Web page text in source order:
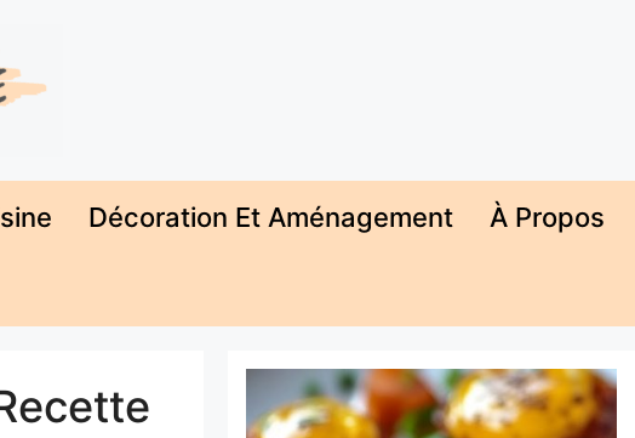
Décoration Et Aménagement À Propos